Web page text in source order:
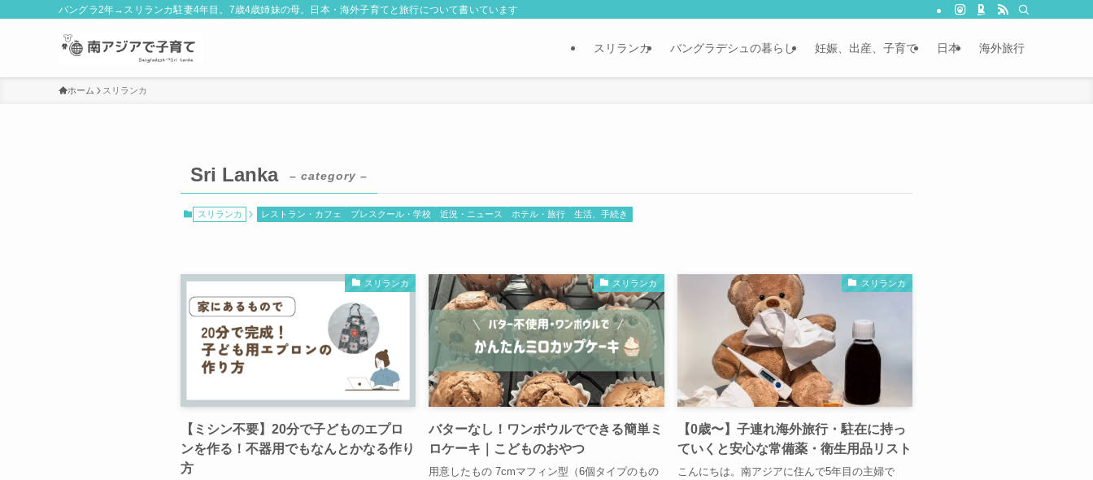
バングラ2年→スリランカ駐妻4年目。7歳4歳姉妹の母。日本・海外子育てと旅行について書いています
スリランカ バングラデシュの暮らし 妊娠、出産、子育て 日本 海外旅行
ホーム スリランカ
Sri Lanka – category –
スリランカ レストラン・カフェ プレスクール・学校 近況・ニュース ホテル・旅行 生活、手続き
スリランカ
【ミシン不要】20分で子どものエプロ
ンを作る！不器用でもなんとかなる作り
方
スリランカ
バターなし！ワンボウルでできる簡単ミ
ロケーキ｜こどものおやつ
用意したもの 7cmマフィン型（6個タイプのもの
スリランカ
【0歳〜】子連れ海外旅行・駐在に持っ
ていくと安心な常備薬・衛生用品リスト
こんにちは。南アジアに住んで5年目の主婦で